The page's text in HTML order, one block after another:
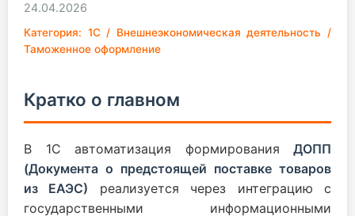
24.04.2026
Категория: 1С / Внешнеэкономическая деятельность /
Таможенное оформление
Кратко о главном
В 1С автоматизация формирования ДОПП
(Документа о предстоящей поставке товаров
из ЕАЭС) реализуется через интеграцию с
государственными информационными